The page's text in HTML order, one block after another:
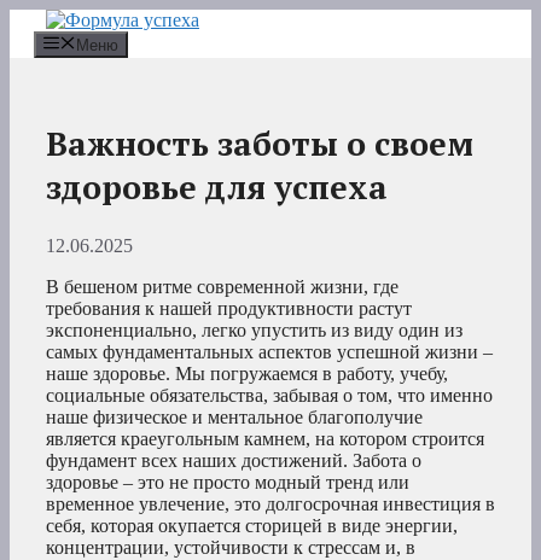
Перейти
содержимому
Меню
Важность заботы о своем
здоровье для успеха
12.06.2025
В бешеном ритме современной жизни, где
требования к нашей продуктивности растут
экспоненциально, легко упустить из виду один из
самых фундаментальных аспектов успешной жизни –
наше здоровье. Мы погружаемся в работу, учебу,
социальные обязательства, забывая о том, что именно
наше физическое и ментальное благополучие
является краеугольным камнем, на котором строится
фундамент всех наших достижений. Забота о
здоровье – это не просто модный тренд или
временное увлечение, это долгосрочная инвестиция в
себя, которая окупается сторицей в виде энергии,
концентрации, устойчивости к стрессам и, в